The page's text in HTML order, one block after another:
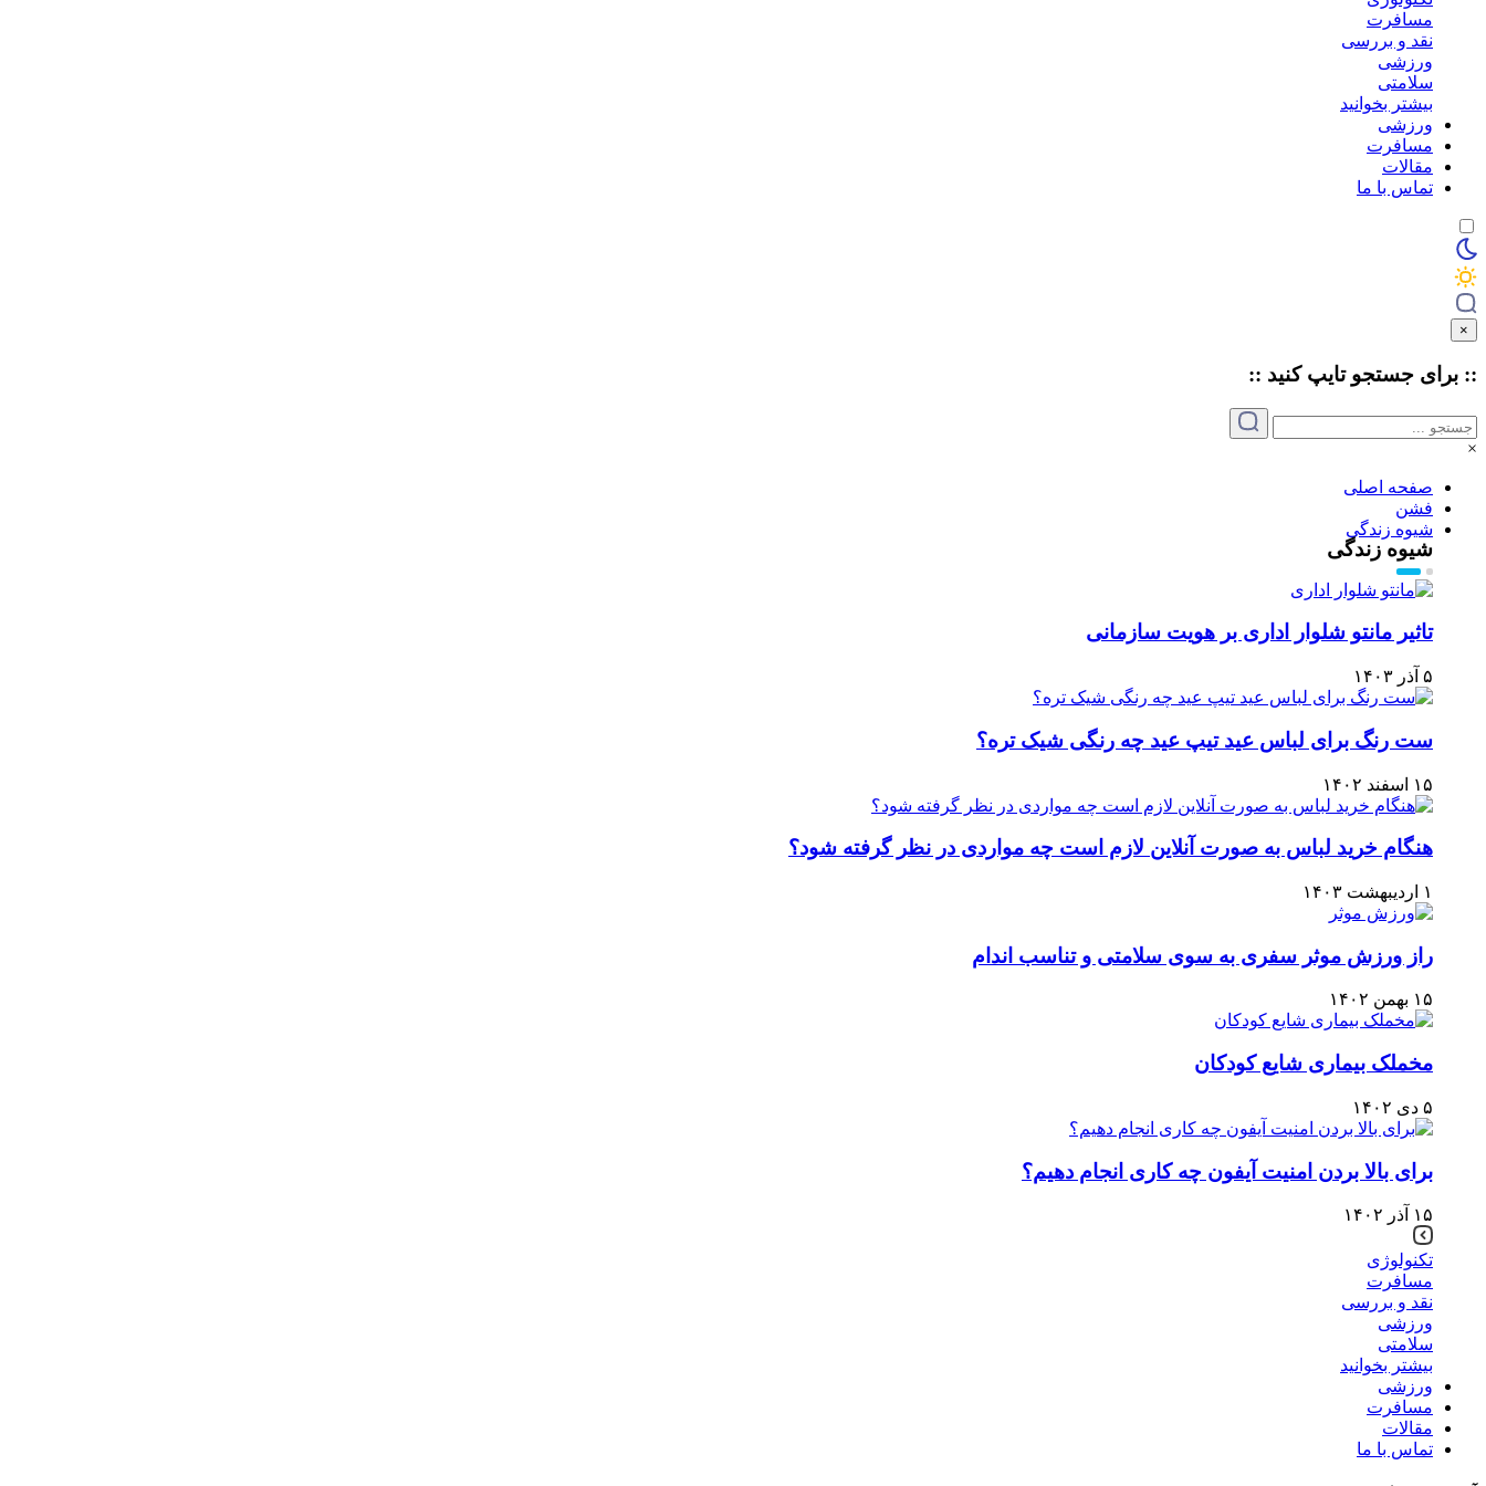
مسافرت
نقد و بررسی
ورزشی
سلامتی
بیشتر بخوانید
ورزشی
مسافرت
مقالات
تماس با ما
×
:: برای جستجو تایپکنید ::
×
صفحه اصلی
فشن
شیوه زندگی
شیوه زندگی
تاثیر مانتو شلوار اداری بر هویت سازمانی
۵ آذر ۱۴۰۳
ست رنگ برای لباس عید تیپ عید چه رنگی شیک تره؟
۱۵ اسفند ۱۴۰۲
هنگام خرید لباس به صورت آنلاین لازم است چه مواردی در نظر گرفته شود؟
۱ اردیبهشت ۱۴۰۳
راز ورزش موثر سفری به سوی سلامتی و تناسب اندام
۱۵ بهمن ۱۴۰۲
مخملک بیماری شایع کودکان
۵ دی ۱۴۰۲
برای بالا بردن امنیت آیفون چه کاری انجام دهیم؟
۱۵ آذر ۱۴۰۲
تکنولوژی
مسافرت
نقد و بررسی
ورزشی
سلامتی
بیشتر بخوانید
ورزشی
مسافرت
مقالات
تماس با ما